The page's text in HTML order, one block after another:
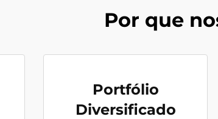
Por que
Portfólio
Diversificado